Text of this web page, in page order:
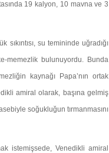
19 kalyon, 10 mavna ve 3
su temininde uğradığı
memezlik bulunuyordu. Bunda
kaynağı Papa’nın ortak
amiral olarak, başına gelmiş
soğuklu­ğun tırmanmasını
istemişsede, Venedikli amiral